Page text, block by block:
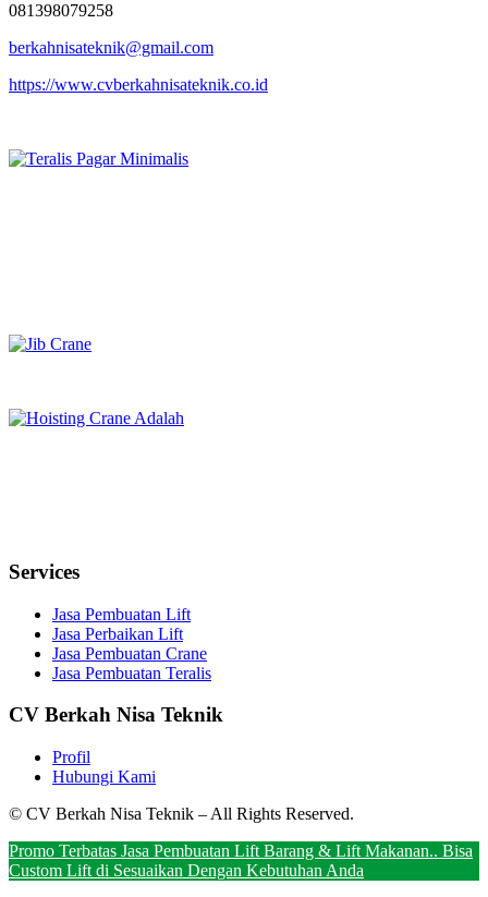
081398079258
berkahnisateknik@gmail.com
https://www.cvberkahnisateknik.co.id
Services
Jasa Pembuatan Lift
Jasa Perbaikan Lift
Jasa Pembuatan Crane
Jasa Pembuatan Teralis
CV Berkah Nisa Teknik
Profil
Hubungi Kami
© CV Berkah Nisa Teknik – All Rights Reserved.
Promo Terbatas Jasa Pembuatan Lift Barang & Lift Makanan.. Bisa
Custom Lift di Sesuaikan Dengan Kebutuhan Anda